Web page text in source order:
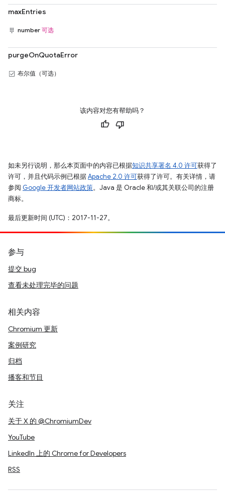
maxEntries
number 可选
purgeOnQuotaError
布尔值（可选）
该内容对您有帮助吗？
如未另行说明，那么本页面中的内容已根据知识共享署名 4.0 许可获得了
许可，并且代码示例已根据Apache 2.0 许可获得了许可。有关详情，请
参阅 Google 开发者网站政策。Java 是 Oracle 和/或其关联公司的注册
商标。
最后更新时间 (UTC)：2017-11-27。
参与
提交 bug
查看未处理完毕的问题
相关内容
Chromium 更新
案例研究
归档
播客和节目
关注
关于 X 的 @ChromiumDev
YouTube
LinkedIn 上的 Chrome for Developers
RSS